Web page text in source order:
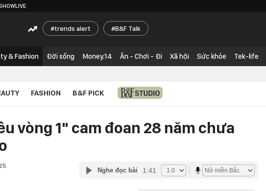
trends alert B&F Talk
& Fashion Đời sống Money.14 Ăn - Chơi - Đi Xã hội Sức khỏe Tek-life
FASHION B&F PICK
vòng 1" cam đoan 28 năm chưa
Nghe đọc bài 1:41